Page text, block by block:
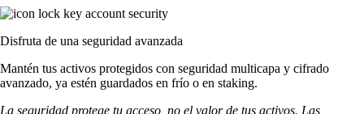
Disfruta de una seguridad avanzada
Mantén tus activos protegidos con seguridad multicapa y cifrado
avanzado, ya estén guardados en frío o en staking.
La seguridad protege tu acceso, no el valor de tus activos. Las